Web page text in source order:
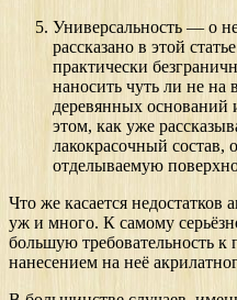
Универсальность — о
рассказано в этой
практически
наносить чуть ли не на
деревянных оснований
этом, как уже
лакокрасочный состав,
отделываемую
Что же касается недостатков
уж и много. К самому
большую требовательность к
нанесением на неё